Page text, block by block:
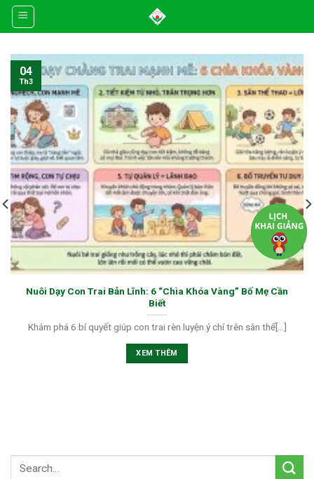
Skip
Nuôi Dạy Con Trai Bản Lĩnh: 6 “Chìa Khóa Vàng” Bố Mẹ Cần
Biết
Khám phá 6 bí quyết giúp con trai rèn luyện ý chí trên sân thể[...]
XEM THÊM
04
Th3